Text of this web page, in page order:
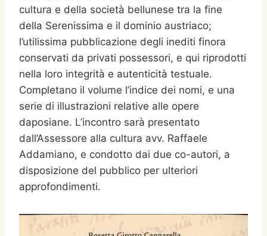
cultura e della società bellunese tra la fine
della Serenissima e il dominio austriaco;
l’utilissima pubblicazione degli inediti finora
conservati da privati possessori, e qui riprodotti
nella loro integrità e autenticità testuale.
Completano il volume l’indice dei nomi, e una
serie di illustrazioni relative alle opere
daposiane. L’incontro sarà presentato
dall’Assessore alla cultura avv. Raffaele
Addamiano, e condotto dai due co-autori, a
disposizione del pubblico per ulteriori
approfondimenti.